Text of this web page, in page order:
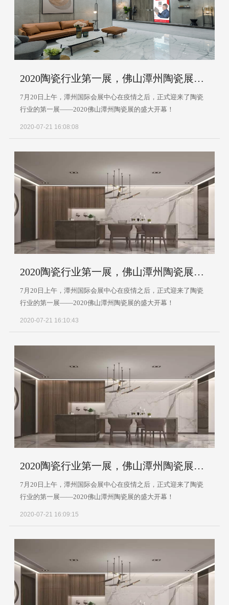
2020陶瓷行业第一展，佛山潭州陶瓷展盛大开幕
7月20日上午，潭州国际会展中心在疫情之后，正式迎来了陶瓷
行业的第一展——2020佛山潭州陶瓷展的盛大开幕！
2020-07-21 16:08:08
2020陶瓷行业第一展，佛山潭州陶瓷展盛大开幕
7月20日上午，潭州国际会展中心在疫情之后，正式迎来了陶瓷
行业的第一展——2020佛山潭州陶瓷展的盛大开幕！
2020-07-21 16:10:43
2020陶瓷行业第一展，佛山潭州陶瓷展盛大开幕
7月20日上午，潭州国际会展中心在疫情之后，正式迎来了陶瓷
行业的第一展——2020佛山潭州陶瓷展的盛大开幕！
2020-07-21 16:09:15